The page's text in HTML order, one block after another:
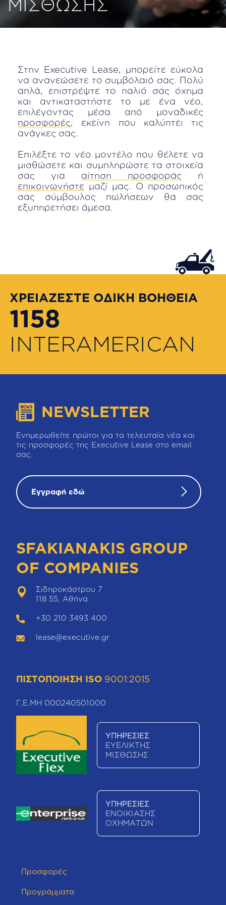
ΜΙΣΘΩΣΗΣ
Στην Executive Lease, μπορείτε εύκολα
να ανανεώσετε το συμβόλαιό σας. Πολύ
απλά, επιστρέψτε το παλιό σας όχημα
και αντικαταστήστε το με ένα νέο,
επιλέγοντας μέσα από μοναδικές
προσφορές, εκείνη που καλύπτει τις
ανάγκες σας.
Επιλέξτε το νέο μοντέλο που θέλετε να
μισθώσετε και συμπληρώστε τα στοιχεία
σας για αίτηση προσφοράς ή
επικοινωνήστε μαζί μας. Ο προσωπικός
σας σύμβουλος πωλήσεων θα σας
εξυπηρετήσει άμεσα.
ΧΡΕΙΑΖΕΣΤΕ ΟΔΙΚΗ ΒΟΗΘΕΙΑ
1158
INTERAMERICAN
NEWSLETTER
Ενημερωθείτε πρώτοι για τα τελευταία νέα και
τις προσφορές της Executive Lease στο email
σας.
Εγγραφή εδώ
SFAKIANAKIS GROUP
OF COMPANIES
Σιδηροκάστρου 7
118 55, Αθήνα
+30 210 3493 400
lease@executive.gr
ΠΙΣΤΟΠΟΙΗΣΗ ISO 9001:2015
Γ.Ε.ΜΗ 000240501000
ΥΠΗΡΕΣΙΕΣ
ΕΥΕΛΙΚΤΗΣ
ΜΙΣΘΩΣΗΣ
ΥΠΗΡΕΣΙΕΣ
ΕΝΟΙΚΙΑΣΗΣ
ΟΧΗΜΑΤΩΝ
Προσφορές
Προγράμματα